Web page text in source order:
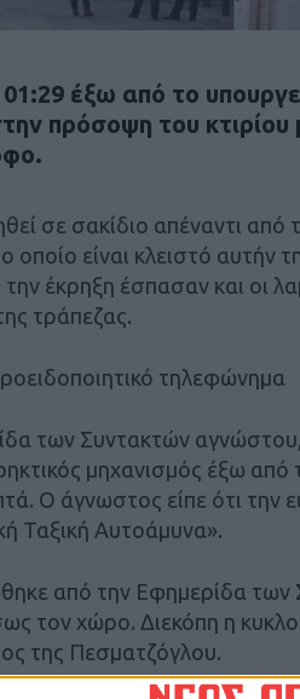
έξω από το
πρόσοψη του κτιρίου
σε σακίδιο απέναντι από
είναι κλειστό αυτήν
έκρηξη έσπασαν και οι
τράπεζας.
τηλεφώνημα
των Συντακτών
μηχανισμός έξω από
Ο άγνωστος είπε ότι την
Ταξική Αυτοάμυνα».
από την Εφημερίδα των
τον χώρο. Διεκόπη η
της Πεσματζόγλου.